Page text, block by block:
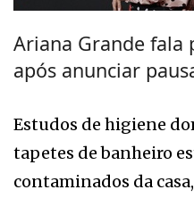
Ariana Grande fala
após anunciar
Estudos de higiene
tapetes de banheiro
contaminados da